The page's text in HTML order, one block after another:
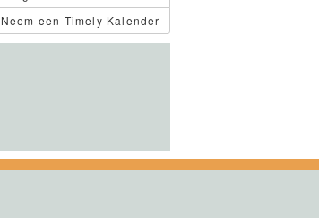
Neem een Timely Kalender